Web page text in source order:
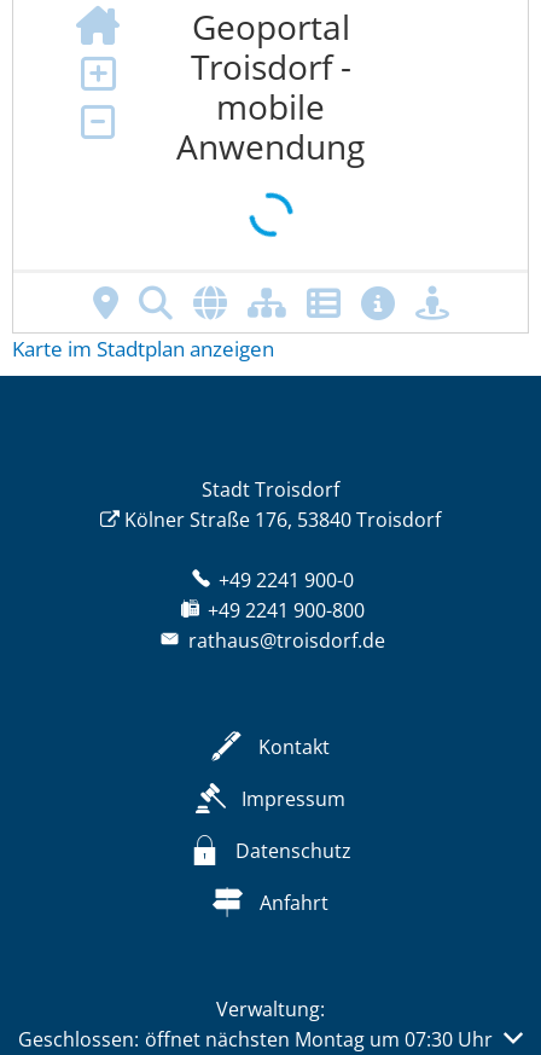
Karte im Stadtplan anzeigen
Stadt Troisdorf
Kölner Straße 176, 53840 Troisdorf
+49 2241 900-0
+49 2241 900-800
rathaus@troisdorf.de
Kontakt
Impressum
Datenschutz
Anfahrt
Verwaltung:
Klicken, um weitere Öffnungs- oder Schließzeiten
Geschlossen: öffnet nächsten Montag um 07:30 Uhr